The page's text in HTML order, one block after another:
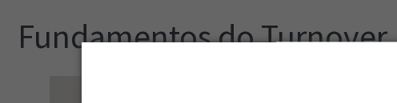
Fundamentos do Turnover